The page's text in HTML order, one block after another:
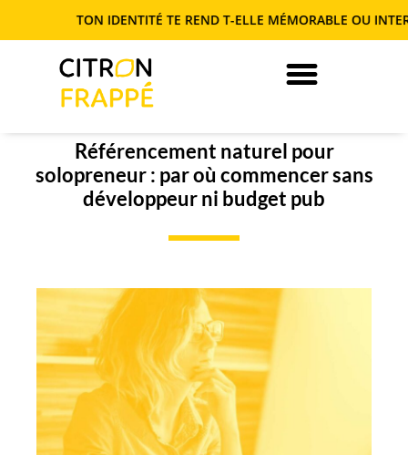
TON IDENTITÉ TE REND T-ELLE MÉMORABLE OU
Référencement naturel pour
solopreneur : par où commencer sans
développeur ni budget pub